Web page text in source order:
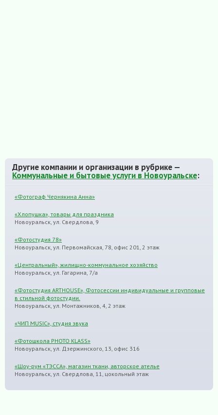
Другие компании и организации в рубрике —
Коммунальные и бытовые услуги в Новоуральске:
«Фотограф Чернякина Анна»
«Хлопушка», товары для праздника
Новоуральск, ул. Свердлова, 9
«Фотостудия 78»
Новоуральск, ул. Первомайская, 78, офис 201, 2 этаж
«Центральный», жилищно-коммунальное хозяйство
Новоуральск, ул. Гагарина, 7/а
«Фотостудия ARTHOUSE», Фотосессии индивидуальные и групповые
в стильной фотостудии.
Новоуральск, ул. Монтажников, 4, 2 этаж
«ЧИП MUSIC», студия звука
«Фотошкола PHOTO KLASS»
Новоуральск, ул. Дзержинского, 13, офис 316
«Шоу-рум «ТЭССА», магазин ткани, авторское ателье
Новоуральск, ул. Свердлова, 11, цокольный этаж